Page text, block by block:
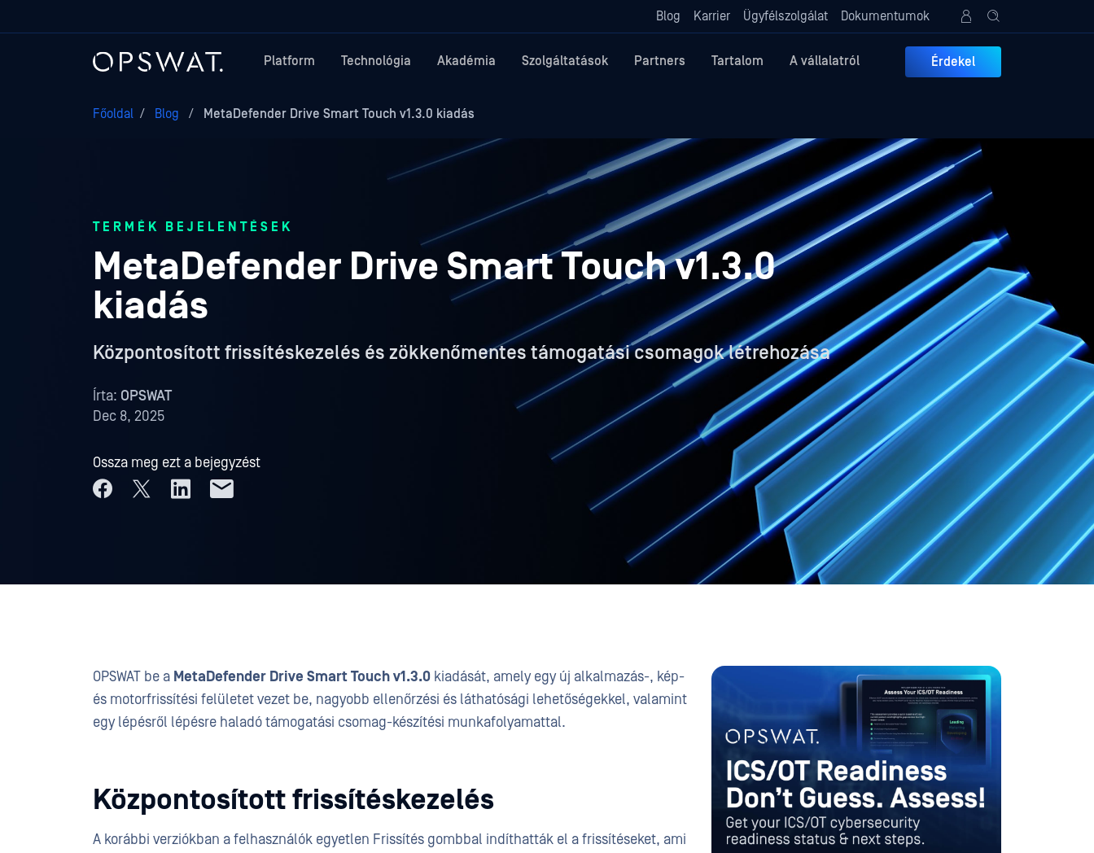
Blog Karrier Ügyfélszolgálat Dokumentumok
Platform Technológia Akadémia Szolgáltatások Partners Tartalom A vállalatról Érdekel
Főoldal / Blog / MetaDefender Drive Smart Touch v1.3.0 kiadás
TERMÉK BEJELENTÉSEK
MetaDefender Drive Smart Touch v1.3.0
kiadás
Központosított frissítéskezelés és zökkenőmentes támogatási csomagok létrehozása
Írta: OPSWAT
Dec 8, 2025
Ossza meg ezt a bejegyzést
OPSWAT be a MetaDefender Drive Smart Touch v1.3.0 kiadását, amely egy új alkalmazás-, kép-
és motorfrissítési felületet vezet be, nagyobb ellenőrzési és láthatósági lehetőségekkel, valamint
egy lépésről lépésre haladó támogatási csomag-készítési munkafolyamattal.
Központosított frissítéskezelés
A korábbi verziókban a felhasználók egyetlen Frissítés gombbal indíthatták el a frissítéseket, ami